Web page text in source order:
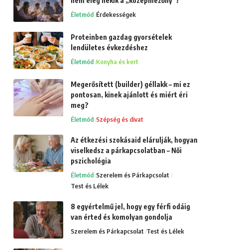
Életmód Érdekességek
Proteinben gazdag gyorsételek
lendületes évkezdéshez
Életmód Konyha és kert
Megerősített (builder) géllakk – mi ez
pontosan, kinek ajánlott és miért éri
meg?
Életmód Szépség és divat
Az étkezési szokásaid elárulják, hogyan
viselkedsz a párkapcsolatban – Női
pszichológia
Életmód Szerelem és Párkapcsolat
Test és Lélek
8 egyértelmű jel, hogy egy férfi odáig
van érted és komolyan gondolja
Szerelem és Párkapcsolat Test és Lélek